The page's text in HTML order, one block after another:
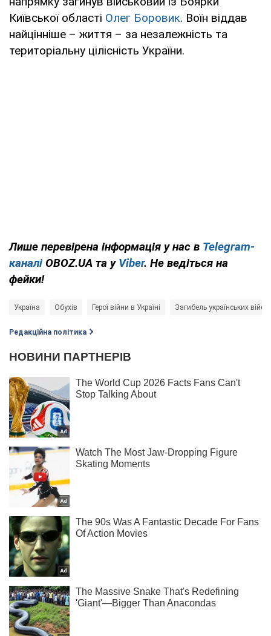
Київської області Олег Боровик. Воїн віддав
найцінніше – життя – за незалежність та
територіальну цілісність України.
Лише перевірена інформація у нас в Telegram-
каналі OBOZ.UA та у Viber. Не ведіться на
фейки!
Україна Обухів Герої війни в Україні Загибель українських
Редакційна політика